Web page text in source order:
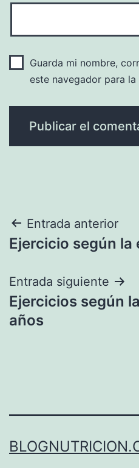
Guarda mi nombre,
este navegador para
Navegación
de
entradas
Entrada anterior
Ejercicio según
Entrada siguiente
Ejercicios según
años